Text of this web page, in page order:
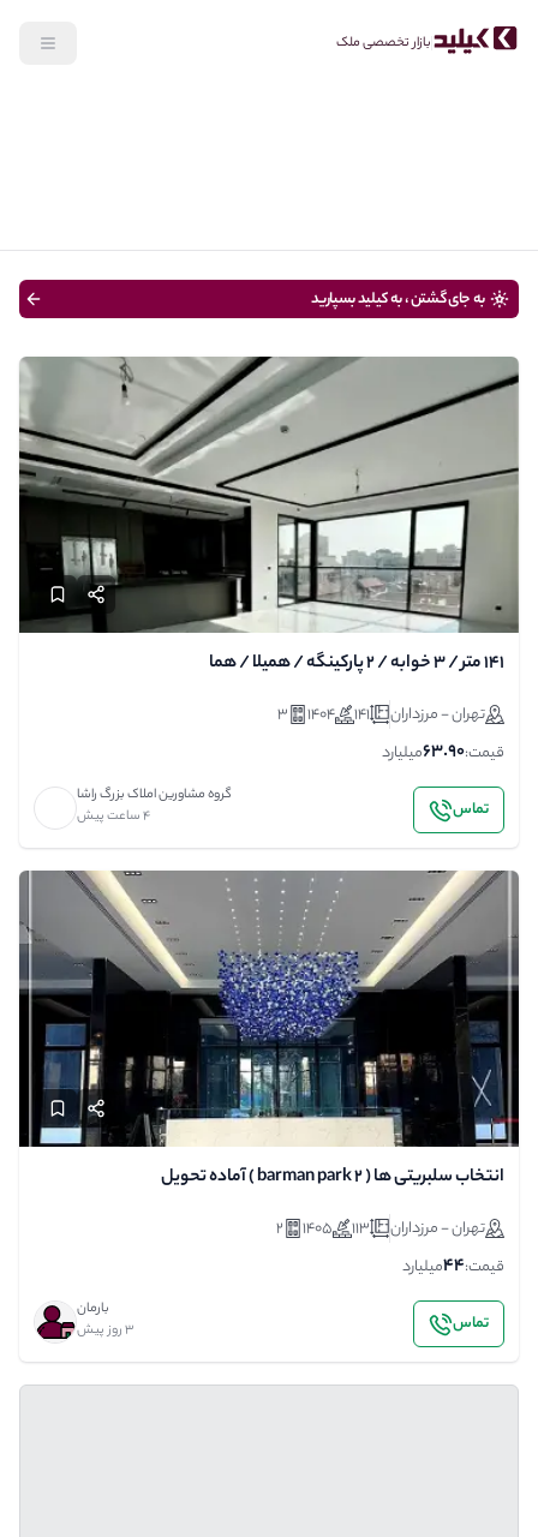
بازار تخصصی ملک جستجو
به جای گشتن ، به کیلید بسپارید
۱۴۱ متر / ۳ خوابه / ۲ پارکینگه / همیلا / هما
تهران - مرزداران 141
1404
3
قیمت:63.90میلیارد
تماس
گروه مشاورین املاک بزرگ راشا
4 ساعت پیش
انتخاب سلبریتی ها ( barman park 2 ) آماده تحویل
تهران - مرزداران 113
1405
2
قیمت:44میلیارد
تماس
بارمان
3 روز پیش